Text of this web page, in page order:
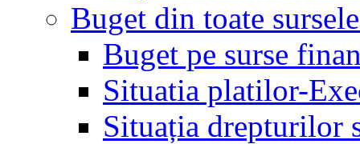
Buget din toate
Buget pe surse
Situatia platilor-
Situația drepturilor